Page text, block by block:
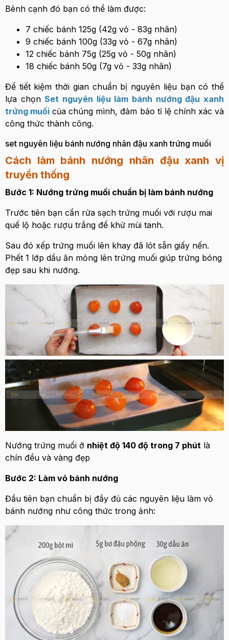
Bênh cạnh đó bạn có thể làm được:
7 chiếc bánh 125g (42g vỏ - 83g nhân)
9 chiếc bánh 100g (33g vỏ - 67g nhân)
12 chiếc bánh 75g (25g vỏ - 50g nhân)
18 chiếc bánh 50g (7g vỏ - 33g nhân)
Để tiết kiệm thời gian chuẩn bị nguyên liệu bạn có thể
lựa chọnSet nguyên liệu làm bánh nướng đậu xanh
trứng muối của chúng mình, đảm bảo tỉ lệ chính xác và
công thức thành công.
set nguyên liệu bánh nướng nhân đậu xanh trứng muối
Cách làm bánh nướng nhân đậu xanh vị
truyền thống
Bước 1: Nướng trứng muối chuẩn bị làm bánh nướng
Trước tiên bạn cần rửa sạch trứng muối với rượu mai
quế lộ hoặc rượu trắng để khử mùi tanh.
Sau đó xếp trứng muối lên khay đã lót sẵn giấy nến.
Phết 1 lớp dầu ăn mỏng lên trứng muối giúp trứng bóng
đẹp sau khi nướng.
Nướng trứng muối ở nhiệt độ 140 độ trong 7 phút là
chín đều và vàng đẹp
Bước 2: Làm vỏ bánh nướng
Đầu tiên bạn chuẩn bị đầy đủ các nguyên liệu làm vỏ
bánh nướng như công thức trong ảnh: